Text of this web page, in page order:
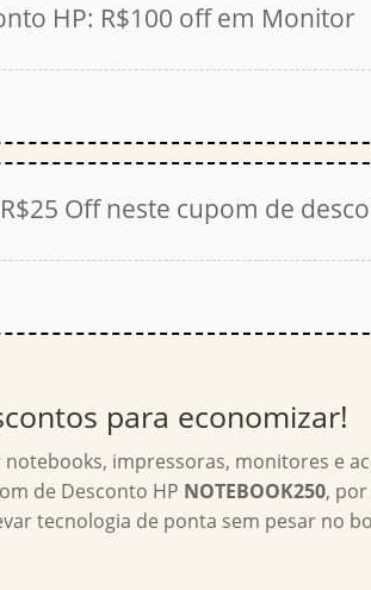
HP: R$100 off em Monitor
Off neste cupom de
para economizar!
impressoras, monitores e
de Desconto HP NOTEBOOK250,
tecnologia de ponta sem pesar no